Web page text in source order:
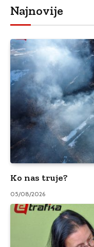
Najnovije
Ko nas truje?
05/08/2026